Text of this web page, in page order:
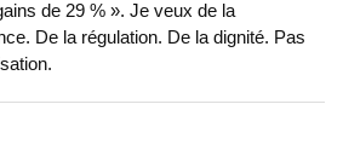
de 29 % ». Je veux de la
De la régulation. De la dignité. Pas